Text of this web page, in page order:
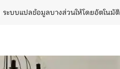
ระบบแปลข้อมูลบางส่วนให้โดยอัตโนมัติ